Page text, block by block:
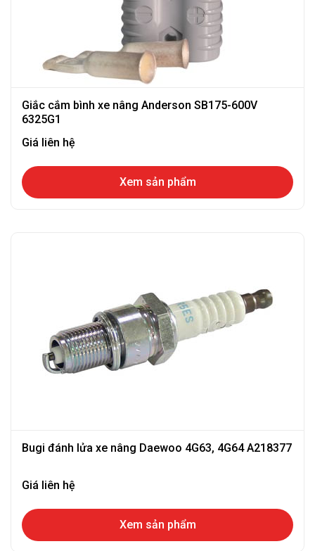
Giắc cắm bình xe nâng Anderson SB175-600V
6325G1
Giá liên hệ
Xem sản phẩm
Bugi đánh lửa xe nâng Daewoo 4G63, 4G64 A218377
Giá liên hệ
Xem sản phẩm